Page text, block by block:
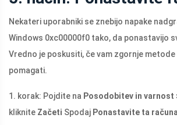
Nekateri uporabniki se znebijo napake
Windows 0xc00000f0 tako, da ponastavijo
Vredno je poskusiti, če vam zgornje metode
pomagati.
1. korak: Pojdite na Posodobitev in varnost
kliknite Začeti Spodaj Ponastavite ta